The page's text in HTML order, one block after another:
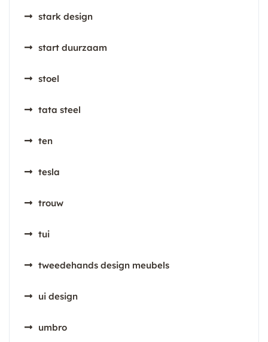
stark design
start duurzaam
stoel
tata steel
ten
tesla
trouw
tui
tweedehands design meubels
ui design
umbro